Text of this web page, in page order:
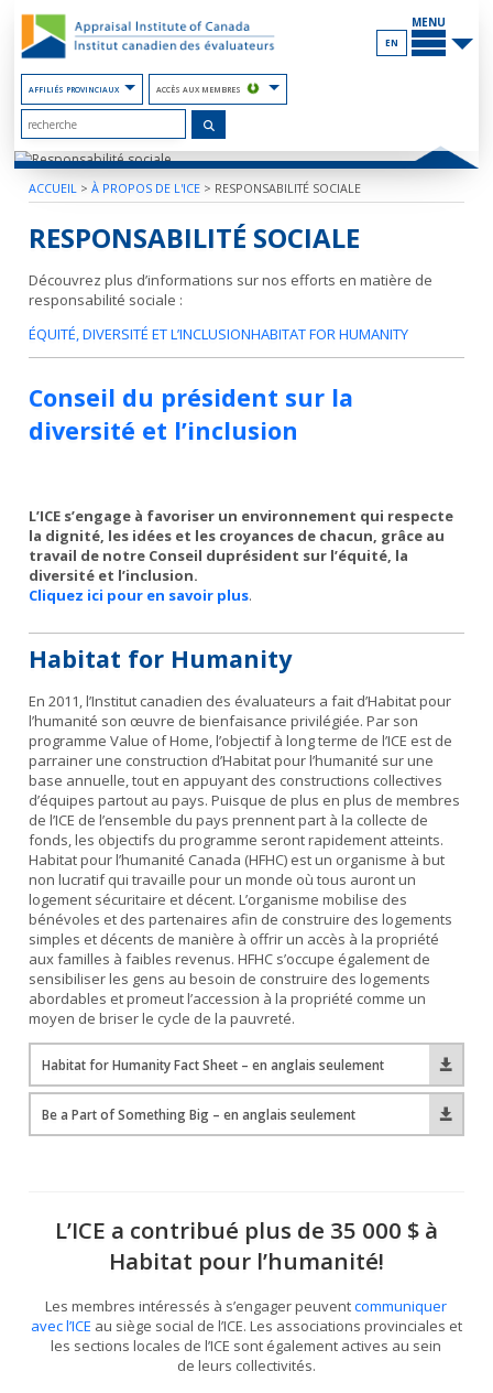
AFFILIÉS PROVINCIAUX ACCÈS AUX MEMBRES
MENU
EN
ACCUEIL >À PROPOS DE L'ICE > RESPONSABILITÉ SOCIALE
RESPONSABILITÉ SOCIALE
Découvrez plus d’informations sur nos efforts en matière de
responsabilité sociale :
ÉQUITÉ, DIVERSITÉ ET L’INCLUSIONHABITAT FOR HUMANITY
Conseil du président sur la
diversité et l’inclusion
L’ICE s’engage à favoriser un environnement qui respecte
la dignité, les idées et les croyances de chacun, grâce au
travail de notre Conseil duprésident sur l’équité, la
diversité et l’inclusion.
Cliquez ici pour en savoir plus.
Habitat for Humanity
En 2011, l’Institut canadien des évaluateurs a fait d’Habitat pour
l’humanité son œuvre de bienfaisance privilégiée. Par son
programme Value of Home, l’objectif à long terme de l’ICE est de
parrainer une construction d’Habitat pour l’humanité sur une
base annuelle, tout en appuyant des constructions collectives
d’équipes partout au pays. Puisque de plus en plus de membres
de l’ICE de l’ensemble du pays prennent part à la collecte de
fonds, les objectifs du programme seront rapidement atteints.
Habitat pour l’humanité Canada (HFHC) est un organisme à but
non lucratif qui travaille pour un monde où tous auront un
logement sécuritaire et décent. L’organisme mobilise des
bénévoles et des partenaires afin de construire des logements
simples et décents de manière à offrir un accès à la propriété
aux familles à faibles revenus. HFHC s’occupe également de
sensibiliser les gens au besoin de construire des logements
abordables et promeut l’accession à la propriété comme un
moyen de briser le cycle de la pauvreté.
Habitat for Humanity Fact Sheet – en anglais seulement
Be a Part of Something Big – en anglais seulement
L’ICE a contribué plus de 35 000 $ à
Habitat pour l’humanité!
Les membres intéressés à s’engager peuventcommuniquer
avec l’ICE au siège social de l’ICE. Les associations provinciales et
les sections locales de l’ICE sont également actives au sein
de leurs collectivités.